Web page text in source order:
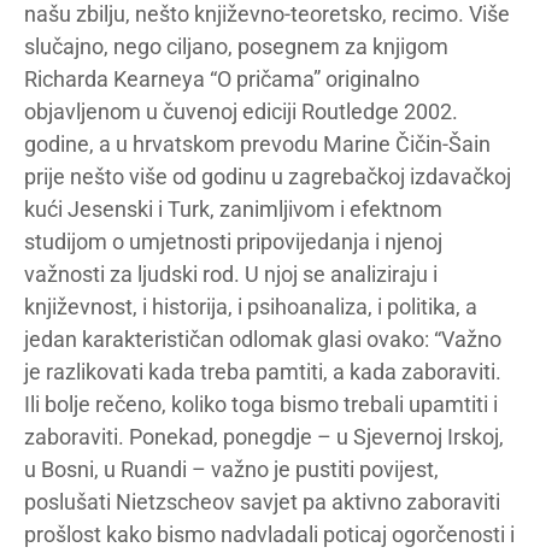
našu zbilju, nešto književno-teoretsko, recimo. Više
slučajno, nego ciljano, posegnem za knjigom
Richarda Kearneya “O pričama” originalno
objavljenom u čuvenoj ediciji Routledge 2002.
godine, a u hrvatskom prevodu Marine Čičin-Šain
prije nešto više od godinu u zagrebačkoj izdavačkoj
kući Jesenski i Turk, zanimljivom i efektnom
studijom o umjetnosti pripovijedanja i njenoj
važnosti za ljudski rod. U njoj se analiziraju i
književnost, i historija, i psihoanaliza, i politika, a
jedan karakterističan odlomak glasi ovako: “Važno
je razlikovati kada treba pamtiti, a kada zaboraviti.
Ili bolje rečeno, koliko toga bismo trebali upamtiti i
zaboraviti. Ponekad, ponegdje – u Sjevernoj Irskoj,
u Bosni, u Ruandi – važno je pustiti povijest,
poslušati Nietzscheov savjet pa aktivno zaboraviti
prošlost kako bismo nadvladali poticaj ogorčenosti i